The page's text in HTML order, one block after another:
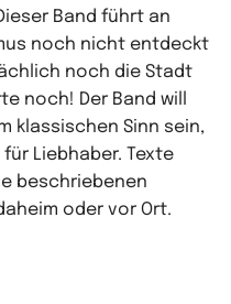
Band führt an
noch nicht entdeckt
noch die Stadt
noch! Der Band will
klassischen Sinn sein,
Liebhaber. Texte
beschriebenen
oder vor Ort.